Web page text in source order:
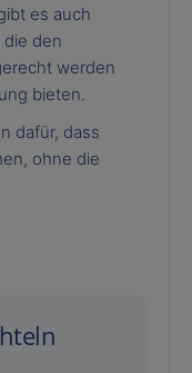
es auch
den
werden
bieten.
dafür, dass
ohne die